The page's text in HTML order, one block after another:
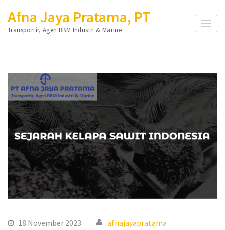
ke
konten
(Tekan
Afna Jaya Pratama, PT
Transportir, Agen BBM Industri & Marine
18 November 2023 afnajayapratama